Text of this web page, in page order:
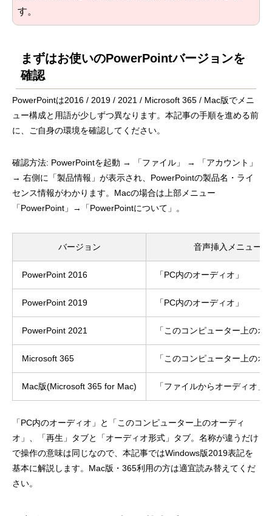
す。
まずはお使いのPowerPointバージョンを
確認
PowerPointは2016 / 2019 / 2021 / Microsoft 365 / Mac版でメニ
ュー構成と用語が少しずつ異なります。本記事の手順を進める前
に、ご自身の環境を確認してください。
確認方法: PowerPointを起動 → 「ファイル」 → 「アカウント」
→ 右側に「製品情報」が表示され、PowerPointの製品名・ライ
センス情報がわかります。Macの場合は上部メニュー
「PowerPoint」→「PowerPointについて」。
バージョン 音声挿入メニュー名
PowerPoint 2016 「PC内のオーディオ」
PowerPoint 2019 「PC内のオーディオ」
PowerPoint 2021 「このコンピューター上のオ
Microsoft 365 「このコンピューター上のオ
Mac版(Microsoft 365 for Mac) 「ファイルからオーディオ」
「PC内のオーディオ」と「このコンピューター上のオーディ
オ」、「再生」タブと「オーディオ形式」タブ。名称が違うだけ
で操作の意味は同じなので、本記事ではWindows版2019表記を
基本に解説します。Mac版・365利用の方は適宜読み替えてくだ
さい。